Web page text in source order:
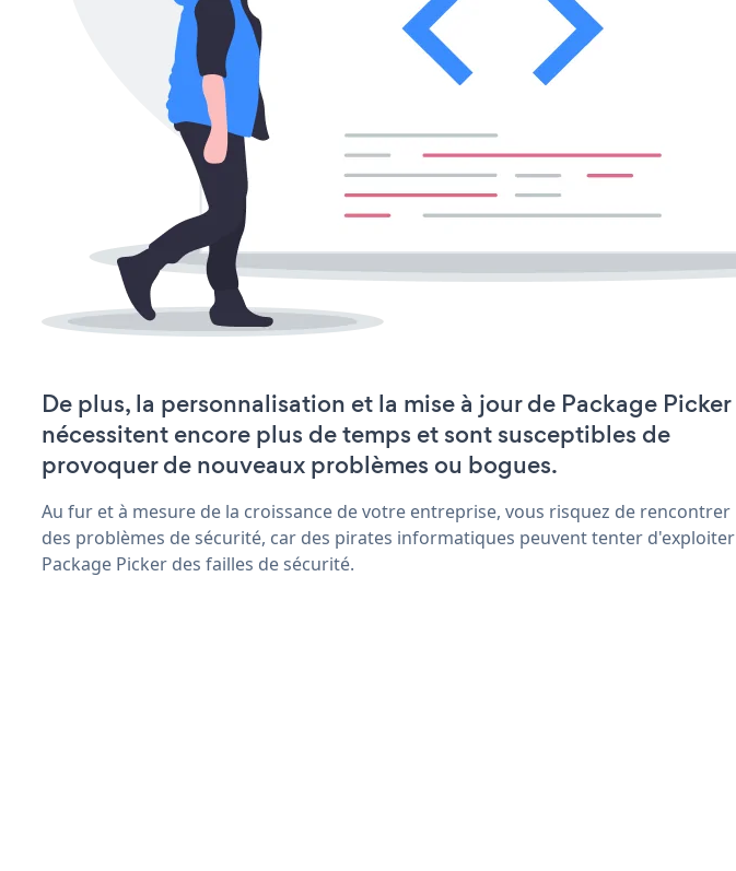
De plus, la personnalisation et la mise à jour de Package Picker
nécessitent encore plus de temps et sont susceptibles de
provoquer de nouveaux problèmes ou bogues.
Au fur et à mesure de la croissance de votre entreprise, vous risquez de rencontrer
des problèmes de sécurité, car des pirates informatiques peuvent tenter d'exploiter
Package Picker des failles de sécurité.